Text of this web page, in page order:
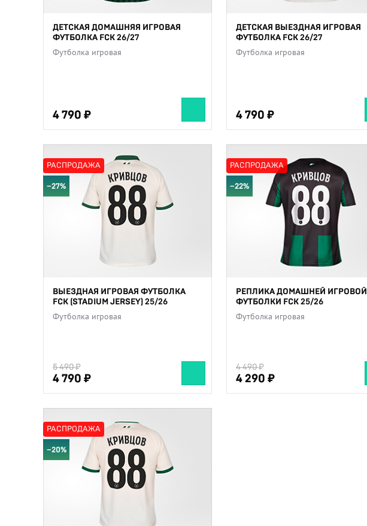
ДЕТСКАЯ ДОМАШНЯЯ ИГРОВАЯ
ФУТБОЛКА FCK 26/27
Футболка игровая
4 790
4 790
ДЕТСКАЯ ВЫЕЗДНАЯ ИГРОВАЯ
ФУТБОЛКА FCK 26/27
Футболка игровая
4 790
4 790
РАСПРОДАЖА
−27%
ВЫЕЗДНАЯ ИГРОВАЯ ФУТБОЛКА
FCK (STADIUM JERSEY) 25/26
Футболка игровая
5 490
4 790
5 490
4 790
РАСПРОДАЖА
−22%
РЕПЛИКА ДОМАШНЕЙ ИГРОВОЙ
ФУТБОЛКИ FCK 25/26
Футболка игровая
4 490
4 290
4 490
4 290
РАСПРОДАЖА
−20%